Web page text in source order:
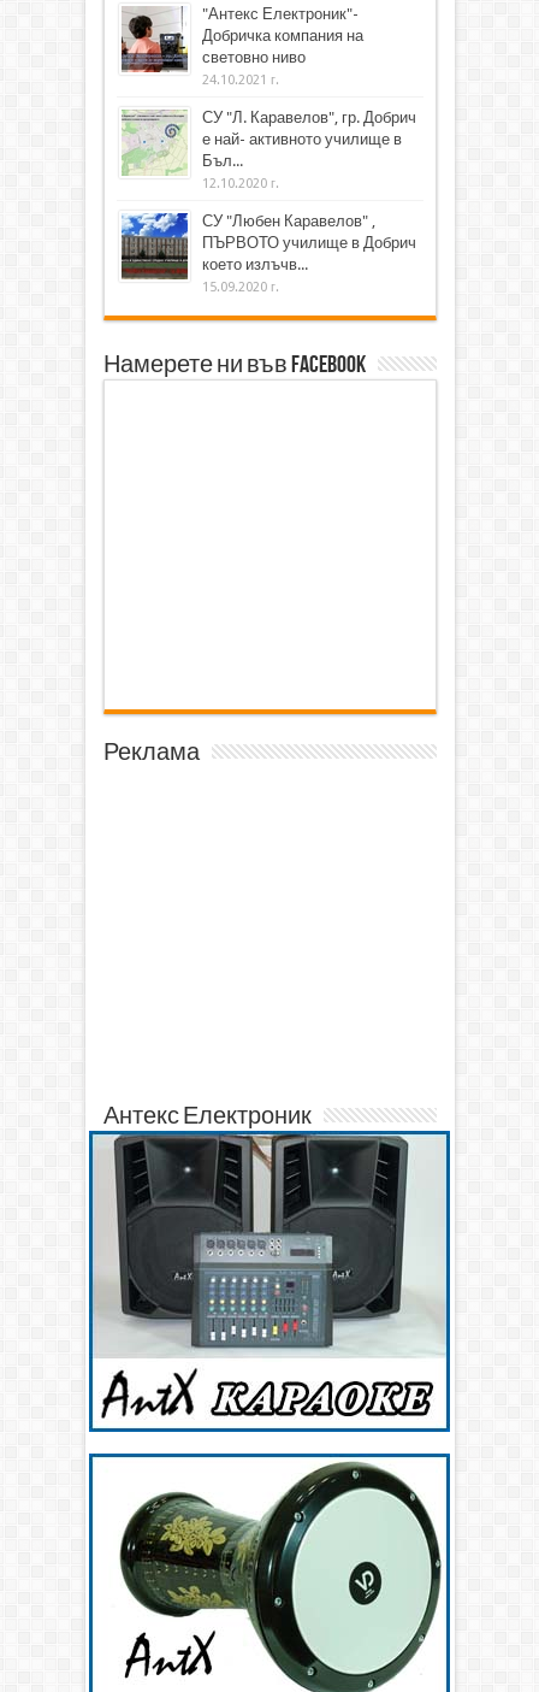
"Антекс Електроник"-
Добричка компания на
световно ниво
24.10.2021 г.
СУ "Л. Каравелов", гр. Добрич
е най- активното училище в
Бъл...
12.10.2020 г.
СУ "Любен Каравелов" ,
ПЪРВОТО училище в Добрич
което излъчв...
15.09.2020 г.
Намерете ни във Facebook
Реклама
Антекс Електроник